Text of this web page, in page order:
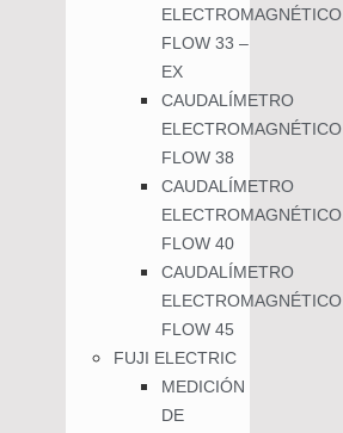
ELECTROMAGNÉTICO
FLOW 33 –
EX
CAUDALÍMETRO
ELECTROMAGNÉTICO
FLOW 38
CAUDALÍMETRO
ELECTROMAGNÉTICO
FLOW 40
CAUDALÍMETRO
ELECTROMAGNÉTICO
FLOW 45
FUJI ELECTRIC
MEDICIÓN
DE